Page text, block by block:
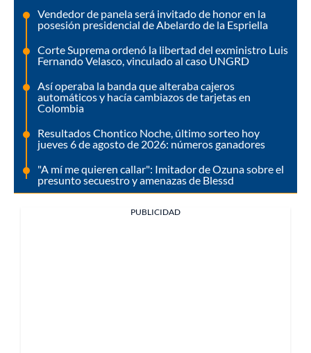
Vendedor de panela será invitado de honor en la
posesión presidencial de Abelardo de la Espriella
Corte Suprema ordenó la libertad del exministro Luis
Fernando Velasco, vinculado al caso UNGRD
Así operaba la banda que alteraba cajeros
automáticos y hacía cambiazos de tarjetas en
Colombia
Resultados Chontico Noche, último sorteo hoy
jueves 6 de agosto de 2026: números ganadores
"A mí me quieren callar": Imitador de Ozuna sobre el
presunto secuestro y amenazas de Blessd
PUBLICIDAD